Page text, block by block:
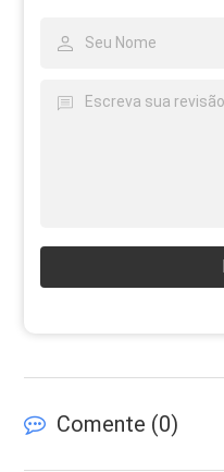
Comente (0)